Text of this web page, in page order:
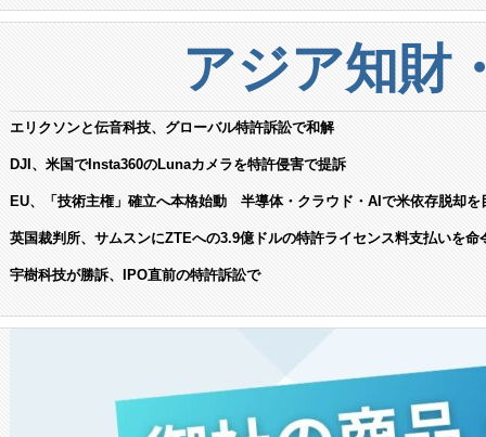
アジア知財
エリクソンと伝音科技、グローバル特許訴訟で和解
DJI、米国でInsta360のLunaカメラを特許侵害で提訴
EU、「技術主権」確立へ本格始動 半導体・クラウド・AIで米依存脱却を
英国裁判所、サムスンにZTEへの3.9億ドルの特許ライセンス料支払いを命
宇樹科技が勝訴、IPO直前の特許訴訟で